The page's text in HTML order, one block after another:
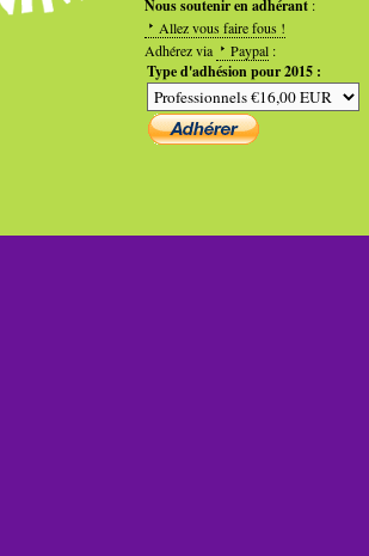
Nous soutenir en adhérant :
Allez vous faire fous !
Adhérez via
Paypal :
Type d'adhésion pour 2015 :